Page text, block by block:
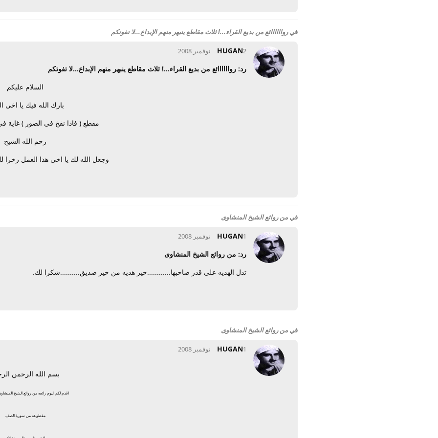
فيرواااااائع من بديع القراء...! ثلاث مقاطع ينبهر منهم الإبداع...لا تفوتكم
HUGAN2 نوفمبر 2008
رد: رواااااائع من بديع القراء...! ثلاث مقاطع ينبهر منهم الإبداع...لا تفوتكم
السلام عليكم
بارك الله فيك يا اخى
مقطع ( فاذا نفخ فى الصور ) غاية
رحم الله الشيخ
وجعل الله لك يا اخى هذا العمل
في من روائع الشيخ المنشاوى
HUGAN1 نوفمبر 2008
رد: من روائع الشيخ المنشاوى
تدل الهديه على قدر صاحبها............خير هديه من خير صديق..........شكرا لك.
في من روائع الشيخ المنشاوى
HUGAN1 نوفمبر 2008
بسم الله الرحمن
اقدم لكم اليوم رائعه من روائع الشيخ
مقطوعه من سورة الصف